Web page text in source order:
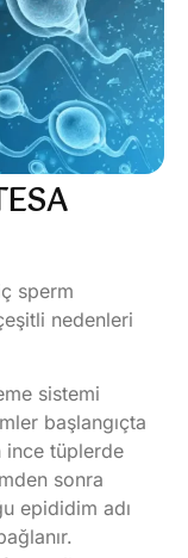
sperm
nedenleri
sistemi
başlangıçta
ince tüplerde
sonra
epididim adı